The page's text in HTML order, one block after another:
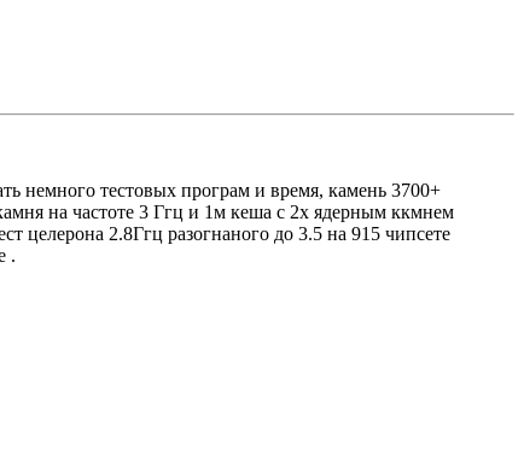
немного тестовых програм и время, камень 3700+
на частоте 3 Ггц и 1м кеша с 2х ядерным ккмнем
целерона 2.8Ггц разогнаного до 3.5 на 915 чипсете
.